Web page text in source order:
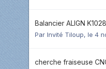
Balancier ALIGN
Par Invité Tiloup, le 4
cherche fraiseuse